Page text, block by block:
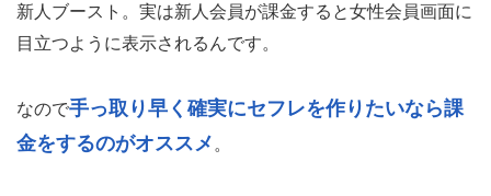
新人ブースト。実は新人会員が課金すると女性会員画面に
目立つように表示されるんです。
なので手っ取り早く確実にセフレを作りたいなら課
金をするのがオススメ 。